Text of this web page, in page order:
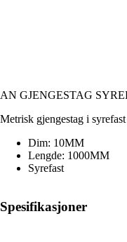
AN GJENGESTAG
Metrisk gjengestag i syrefast
Dim: 10MM
Lengde: 1000MM
Syrefast
Spesifikasjoner